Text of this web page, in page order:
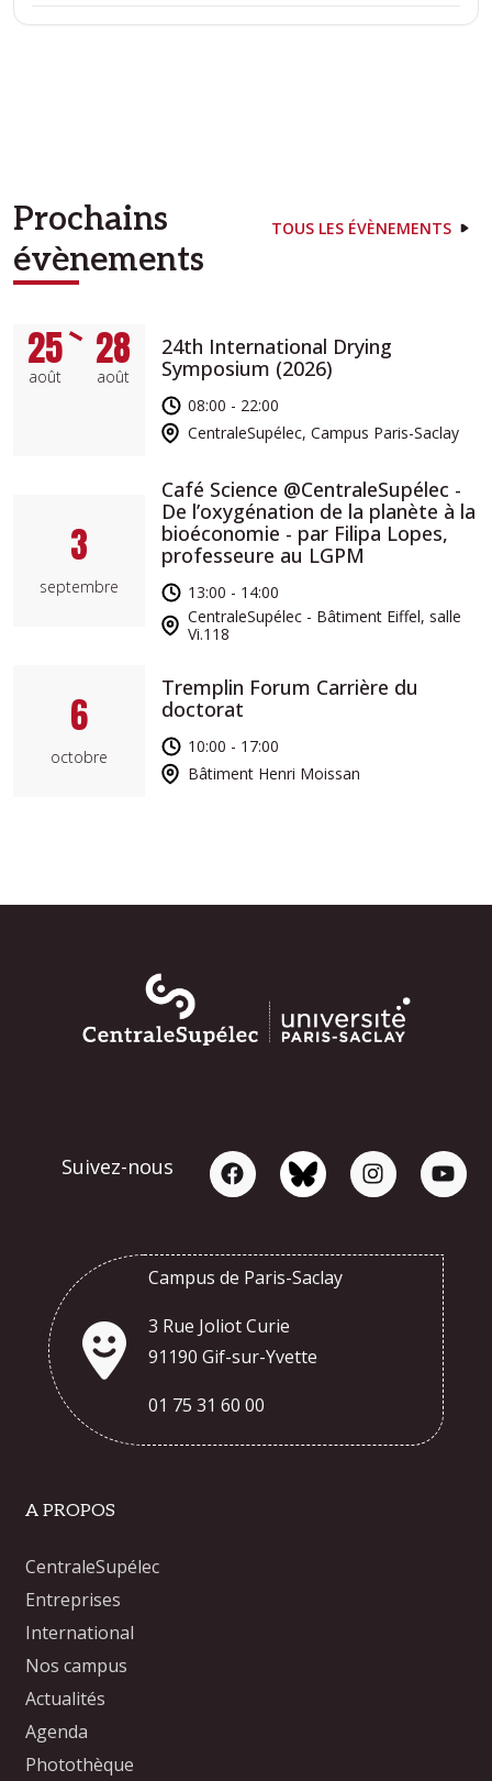
Prochains
évènements
TOUS LES ÉVÈNEMENTS
25
août
28
août
24th International Drying
Symposium (2026)
08:00 - 22:00
CentraleSupélec, Campus Paris-Saclay
3
septembre
Café Science @CentraleSupélec -
De l’oxygénation de la planète à la
bioéconomie - par Filipa Lopes,
professeure au LGPM
13:00 - 14:00
CentraleSupélec - Bâtiment Eiffel, salle
Vi.118
6
octobre
Tremplin Forum Carrière du
doctorat
10:00 - 17:00
Bâtiment Henri Moissan
Suivez-nous
Campus de Paris-Saclay
3 Rue Joliot Curie
91190 Gif-sur-Yvette
01 75 31 60 00
A PROPOS
CentraleSupélec
Entreprises
International
Nos campus
Actualités
Agenda
Photothèque